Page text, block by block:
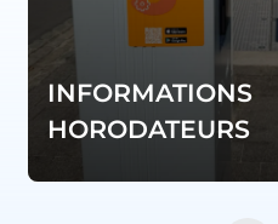
INFORMATIONS
HORODATEURS